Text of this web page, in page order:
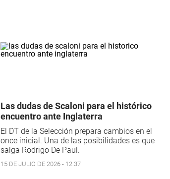
Las dudas de Scaloni para el histórico
encuentro ante Inglaterra
El DT de la Selección prepara cambios en el
once inicial. Una de las posibilidades es que
salga Rodrigo De Paul.
15 DE JULIO DE 2026 - 12:37